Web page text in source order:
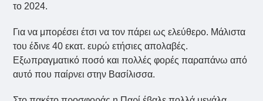
το 2024.
Για να μπορέσει έτσι να τον πάρει ως ελεύθερο. Μάλιστα
του έδινε 40 εκατ. ευρώ ετήσιες απολαβές.
Εξωπραγματικό ποσό και πολλές φορές παραπάνω από
αυτό που παίρνει στην Βασίλισσα.